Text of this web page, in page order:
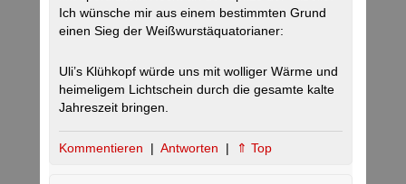
Ich wünsche mir aus einem bestimmten Grund
einen Sieg der Weißwurstäquatorianer:
Uli’s Klühkopf würde uns mit wolliger Wärme und
heimeligem Lichtschein durch die gesamte kalte
Jahreszeit bringen.
Kommentieren | Antworten | ⇑ Top